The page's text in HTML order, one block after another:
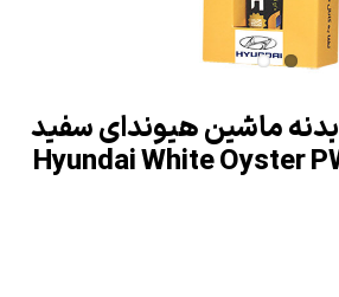
ماشین هیوندای سفید